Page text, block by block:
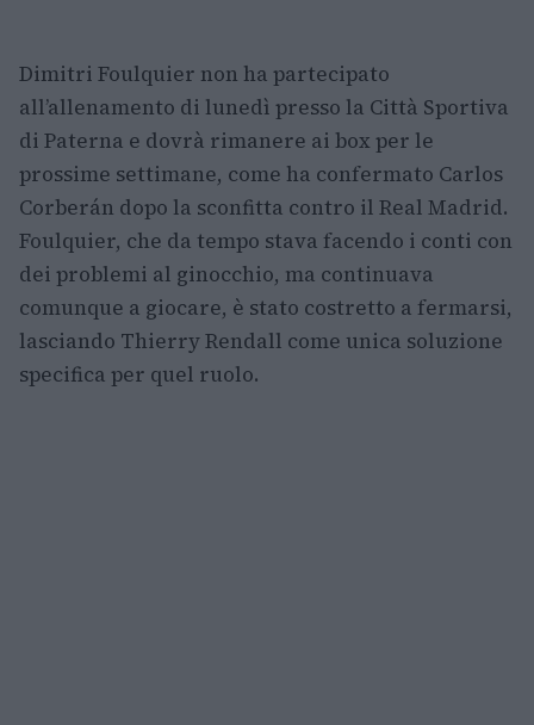
Dimitri Foulquier non ha partecipato
all’allenamento di lunedì presso la Città Sportiva
di Paterna e dovrà rimanere ai box per le
prossime settimane, come ha confermato Carlos
Corberán dopo la sconfitta contro il Real Madrid.
Foulquier, che da tempo stava facendo i conti con
dei problemi al ginocchio, ma continuava
comunque a giocare, è stato costretto a fermarsi,
lasciando Thierry Rendall come unica soluzione
specifica per quel ruolo.